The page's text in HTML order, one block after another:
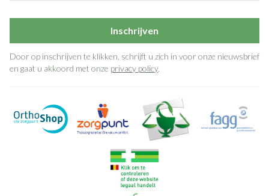
Inschrijven
Door op inschrijven te klikken, schrijft u zich in voor onze nieuwsbrief
en gaat u akkoord met onze privacy policy.